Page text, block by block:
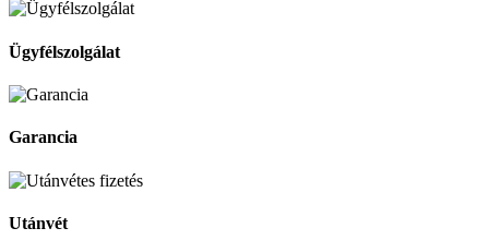
Ügyfélszolgálat
Garancia
Utánvét